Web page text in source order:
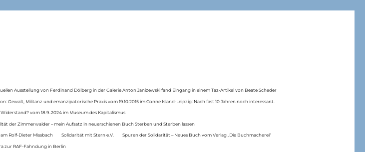
Ausstellung von Ferdinand Dölberg in der Galerie Anton Janizewski fand Eingang in einem Taz-Artikel von Beate Scheder
Gewalt, Militanz und emanzipatorische Praxis vom 19.10.2015 im Conne Island-Leipzig: Nach fast 10 Jahren noch interessant.
vom 18.9..2024 im Museum des Kapitalismus
der Zimmerwalder – mein Aufsatz in neuerschienen Buch Sterben und Sterben lassen
Rolf-Dieter Missbach Solidarität mit Stern e.V. Spuren der Solidarität – Neues Buch vom Verlag „Die Buchmacherei“
zur RAF-Fahndung in Berlin